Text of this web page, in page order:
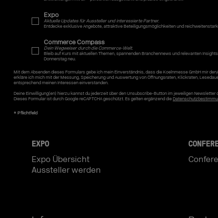
Expo
Aktuelle Updates für Aussteller und interessierte Partner.
Entdecke exklusive Angebote, attraktive Beteiligungsmöglichkeiten und
Commerce Compass
Dein Wegweiser durch die Commerce-Welt.
Bleib auf Kurs mit aktuellen Themen, spannenden Branchennews und relevanten
Donnerstag neu.
Mit dem Absenden dieses Formulars gebe ich mein Einverständnis, dass die Koelnmesse GmbH mir
erkläre ich mich mit der Messung, Speicherung und Auswertung von Öffnungsraten, Klickraten,
entsprechend meinen Interessen einverstanden.
Deine Einwilligung(en) hierzu kannst du jederzeit über den Unsubscribe-Button im jeweiligen
Dieses Formular ist durch Google reCAPTCHA geschützt. Es gelten ergänzend die
EXPO
Expo Übersicht
Aussteller werden